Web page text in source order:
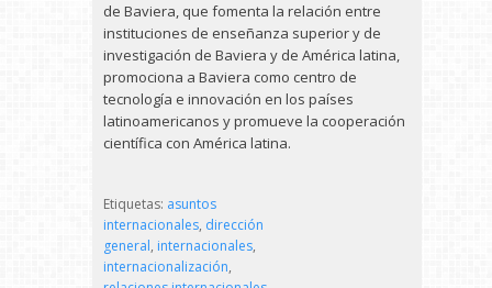
de Baviera, que fomenta la relación entre
instituciones de enseñanza superior y de
investigación de Baviera y de América latina,
promociona a Baviera como centro de
tecnología e innovación en los países
latinoamericanos y promueve la cooperación
científica con América latina.
Etiquetas: asuntos
internacionales, dirección
general, internacionales,
internacionalización,